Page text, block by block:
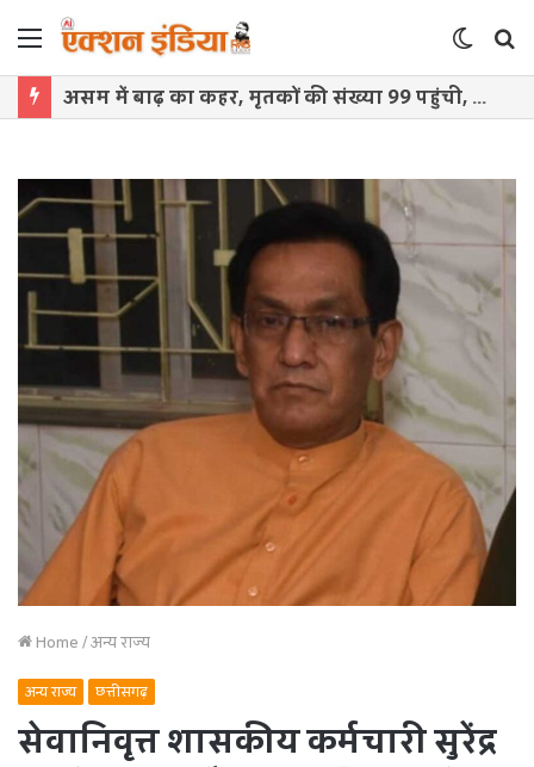
Menu
Switch
skin
असम में बाढ़ का कहर, मृतकों की संख्या 99 पहुंची, 1.47 लाख लोग प्रभावित
Home/अन्य राज्य
अन्य राज्य छत्तीसगढ़
सेवानिवृत्त शासकीय कर्मचारी सुरेंद्र